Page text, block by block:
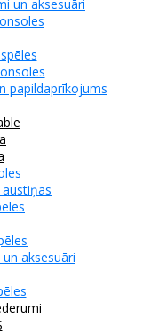
un aksesuāri
papildaprīkojums
aksesuāri